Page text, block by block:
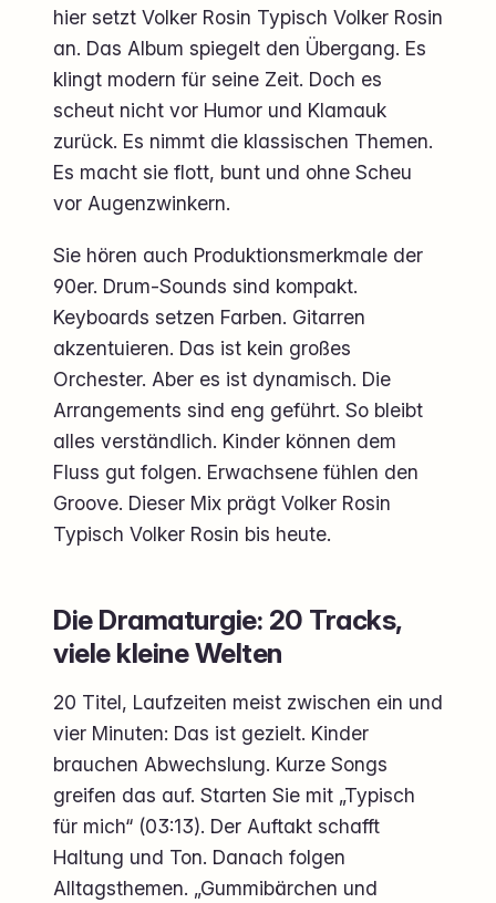
hier setzt Volker Rosin Typisch Volker Rosin
an. Das Album spiegelt den Übergang. Es
klingt modern für seine Zeit. Doch es
scheut nicht vor Humor und Klamauk
zurück. Es nimmt die klassischen Themen.
Es macht sie flott, bunt und ohne Scheu
vor Augenzwinkern.
Sie hören auch Produktionsmerkmale der
90er. Drum-Sounds sind kompakt.
Keyboards setzen Farben. Gitarren
akzentuieren. Das ist kein großes
Orchester. Aber es ist dynamisch. Die
Arrangements sind eng geführt. So bleibt
alles verständlich. Kinder können dem
Fluss gut folgen. Erwachsene fühlen den
Groove. Dieser Mix prägt Volker Rosin
Typisch Volker Rosin bis heute.
Die Dramaturgie: 20 Tracks,
viele kleine Welten
20 Titel, Laufzeiten meist zwischen ein und
vier Minuten: Das ist gezielt. Kinder
brauchen Abwechslung. Kurze Songs
greifen das auf. Starten Sie mit „Typisch
für mich“ (03:13). Der Auftakt schafft
Haltung und Ton. Danach folgen
Alltagsthemen. „Gummibärchen und